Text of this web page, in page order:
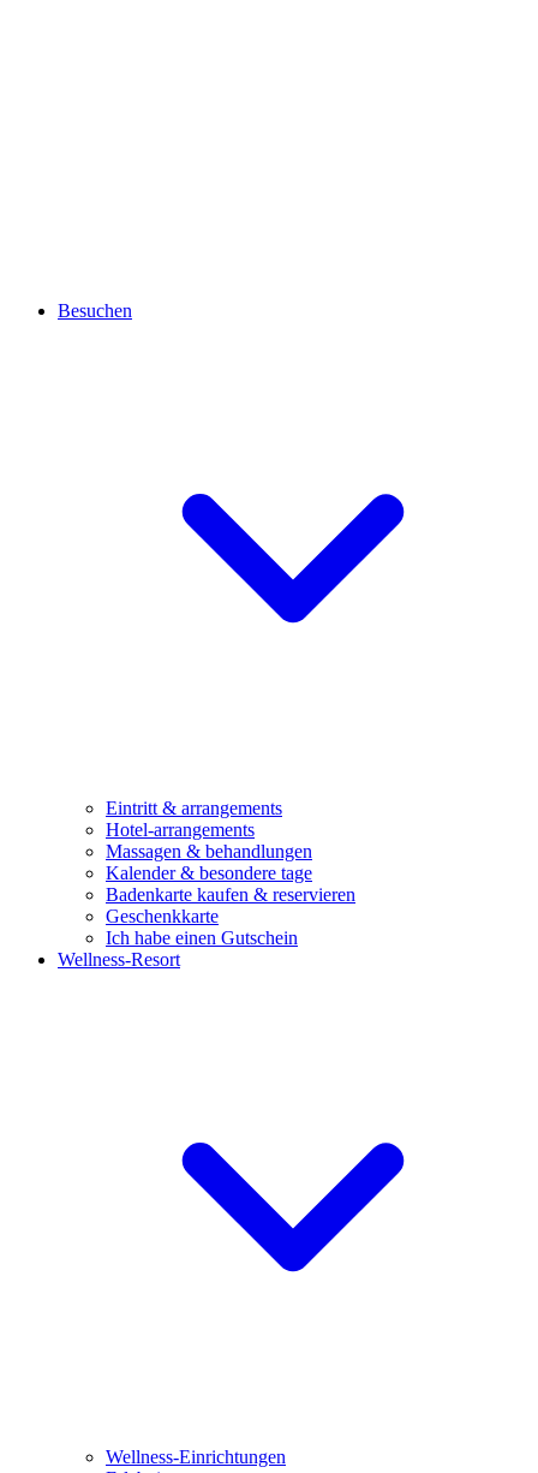
Besuchen
Eintritt & arrangements
Hotel-arrangements
Massagen & behandlungen
Kalender & besondere tage
Badenkarte kaufen & reservieren
Geschenkkarte
Ich habe einen Gutschein
Wellness-Resort
Wellness-Einrichtungen